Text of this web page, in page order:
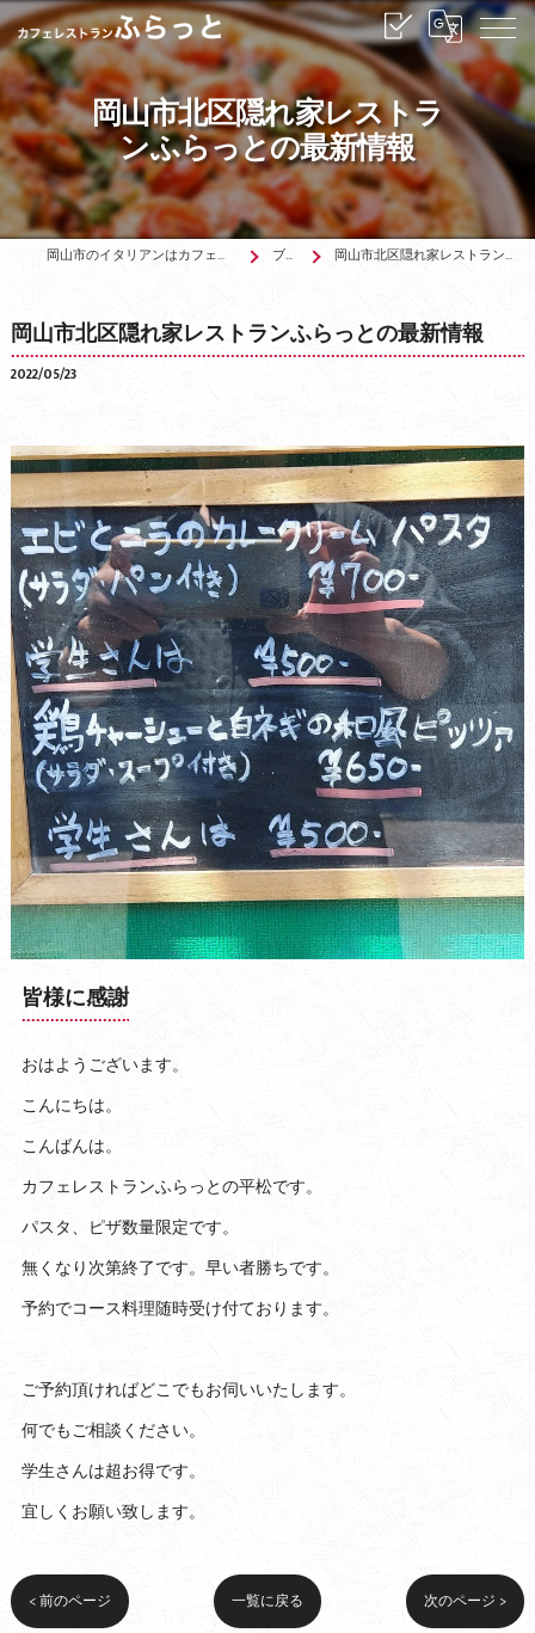
岡山市北区隠れ家レストラ
ンふらっとの最新情報
岡山市のイタリアンはカフェレストランふらっと ブログ 岡山市北区隠れ家レストランふらっとの最新情報
岡山市北区隠れ家レストランふらっとの最新情報
2022/05/23
皆様に感謝
おはようございます。
こんにちは。
こんばんは。
カフェレストランふらっとの平松です。
パスタ、ピザ数量限定です。
無くなり次第終了です。早い者勝ちです。
予約でコース料理随時受け付ております。
ご予約頂ければどこでもお伺いいたします。
何でもご相談ください。
学生さんは超お得です。
宜しくお願い致します。
< 前のページ 一覧に戻る 次のページ >